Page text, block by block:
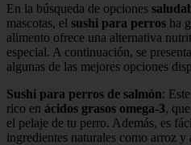
En la búsqueda de opciones
mascotas, el sushi para perros ha
alimento ofrece una alternativa
especial. A continuación, se
algunas de las mejores opciones
Sushi para perros de salmón:
rico en ácidos grasos omega-3,
el pelaje de tu perro. Además, es
ingredientes naturales como arroz y